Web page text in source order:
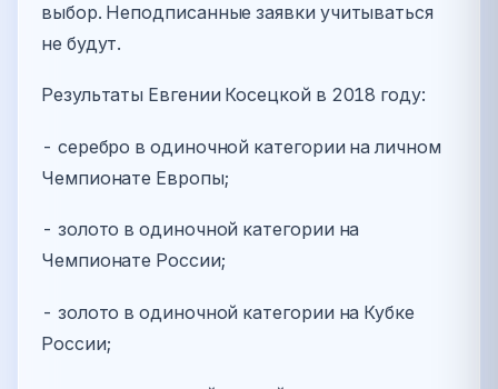
выбор. Неподписанные заявки учитываться
не будут.
Результаты Евгении Косецкой в 2018 году:
- серебро в одиночной категории на личном
Чемпионате Европы;
- золото в одиночной категории на
Чемпионате России;
- золото в одиночной категории на Кубке
России;